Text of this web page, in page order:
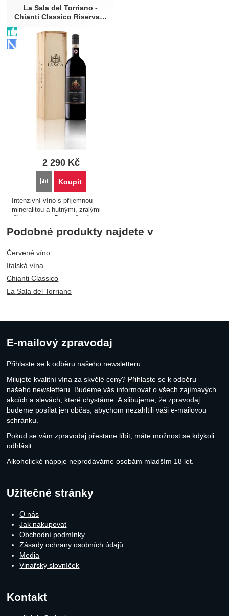
La Sala del Torriano -
Chianti Classico Riserva…
2 290 Kč
Porovnat
Koupit
Intenzivní víno s příjemnou
mineralitou a hutnými, zralými
tříslovinami... Doporučená
teplota podávání : 16 - 18°C
Alkohol: 14 %
Podobné produkty najdete v
Červené víno
Italská vína
Chianti Classico
La Sala del Torriano
E-mailový zpravodaj
Přihlaste se k odběru našeho newsletteru
Milujete kvalitní vína za skvělé ceny? Přihlaste se k odběru
našeho newsletteru. Budeme vás informovat o všech zajímavých
akcích a slevách, které chystáme. A slibujeme, že zpravodaj
budeme posílat jen občas, abychom nezahltili vaši e-mailovou
schránku.
Pokud se vám zpravodaj přestane líbit, máte možnost se kdykoli
odhlásit.
Alkoholické nápoje neprodáváme osobám mladším 18 let.
Užitečné stránky
O nás
Jak nakupovat
Obchodní podmínky
Zásady ochrany osobních údajů
Media
Vinařský slovníček
Kontakt